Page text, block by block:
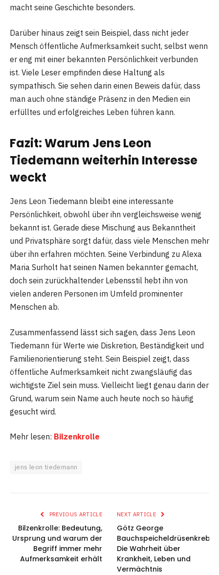
macht seine Geschichte besonders.
Darüber hinaus zeigt sein Beispiel, dass nicht jeder
Mensch öffentliche Aufmerksamkeit sucht, selbst wenn
er eng mit einer bekannten Persönlichkeit verbunden
ist. Viele Leser empfinden diese Haltung als
sympathisch. Sie sehen darin einen Beweis dafür, dass
man auch ohne ständige Präsenz in den Medien ein
erfülltes und erfolgreiches Leben führen kann.
Fazit: Warum Jens Leon
Tiedemann weiterhin Interesse
weckt
Jens Leon Tiedemann bleibt eine interessante
Persönlichkeit, obwohl über ihn vergleichsweise wenig
bekannt ist. Gerade diese Mischung aus Bekanntheit
und Privatsphäre sorgt dafür, dass viele Menschen mehr
über ihn erfahren möchten. Seine Verbindung zu Alexa
Maria Surholt hat seinen Namen bekannter gemacht,
doch sein zurückhaltender Lebensstil hebt ihn von
vielen anderen Personen im Umfeld prominenter
Menschen ab.
Zusammenfassend lässt sich sagen, dass Jens Leon
Tiedemann für Werte wie Diskretion, Beständigkeit und
Familienorientierung steht. Sein Beispiel zeigt, dass
öffentliche Aufmerksamkeit nicht zwangsläufig das
wichtigste Ziel sein muss. Vielleicht liegt genau darin der
Grund, warum sein Name auch heute noch so häufig
gesucht wird.
Mehr lesen: Bilzenkrolle
jens leon tiedemann
PREVIOUS ARTICLE
Bilzenkrolle: Bedeutung,
Ursprung und warum der
Begriff immer mehr
Aufmerksamkeit erhält
NEXT ARTICLE
Götz George
Bauchspeicheldrüsenkrebs:
Die Wahrheit über
Krankheit, Leben und
Vermächtnis